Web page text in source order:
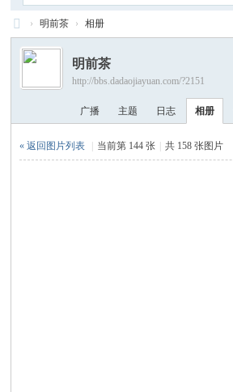
大
家
论
坛
› 明前茶 › 相册
明前茶
http://bbs.dadaojiayuan.com/?2151
广播 主题 日志 相册
« 返回图片列表 当前第 144 张 共 158 张图片